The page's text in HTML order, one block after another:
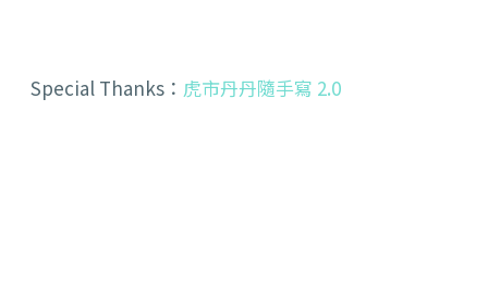
Special Thanks： 虎市丹丹隨手寫 2.0